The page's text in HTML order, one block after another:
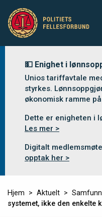
💵 Enighet i
Unios tariffavtale
styrkes.
økonomisk ramme
Dette er enigheten i
Les mer >
Digitalt
opptak her >
Hjem Aktuelt
systemet, ikke den enkelte